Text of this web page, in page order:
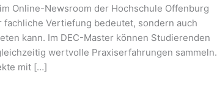
Online-Newsroom der Hochschule Offenburg
Vertiefung bedeutet, sondern auch
kann. Im DEC-Master können Studierenden
wertvolle Praxiserfahrungen sammeln.
mit […]